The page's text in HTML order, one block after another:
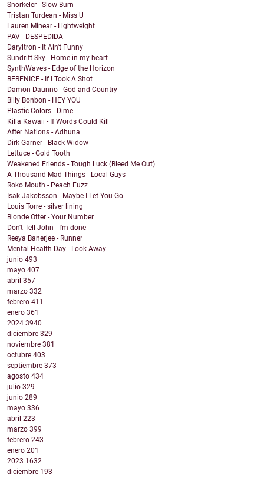
Snorkeler - Slow Burn
Tristan Turdean - Miss U
Lauren Minear - Lightweight
PAV - DESPEDIDA
Daryltron - It Ain't Funny
Sundrift Sky - Home in my heart
SynthWaves - Edge of the Horizon
BERENICE - If I Took A Shot
Damon Daunno - God and Country
Billy Bonbon - HEY YOU
Plastic Colors - Dime
Killa Kawaii - If Words Could Kill
After Nations - Adhuna
Dirk Garner - Black Widow
Lettuce - Gold Tooth
Weakened Friends - Tough Luck (Bleed Me Out)
A Thousand Mad Things - Local Guys
Roko Mouth - Peach Fuzz
Isak Jakobsson - Maybe I Let You Go
Louis Torre - silver lining
Blonde Otter - Your Number
Don't Tell John - I'm done
Reeya Banerjee - Runner
Mental Health Day - Look Away
junio 493
mayo 407
abril 357
marzo 332
febrero 411
enero 361
2024 3940
diciembre 329
noviembre 381
octubre 403
septiembre 373
agosto 434
julio 329
junio 289
mayo 336
abril 223
marzo 399
febrero 243
enero 201
2023 1632
diciembre 193